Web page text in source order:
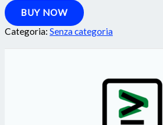
BUY NOW
Categoria: Senza categoria